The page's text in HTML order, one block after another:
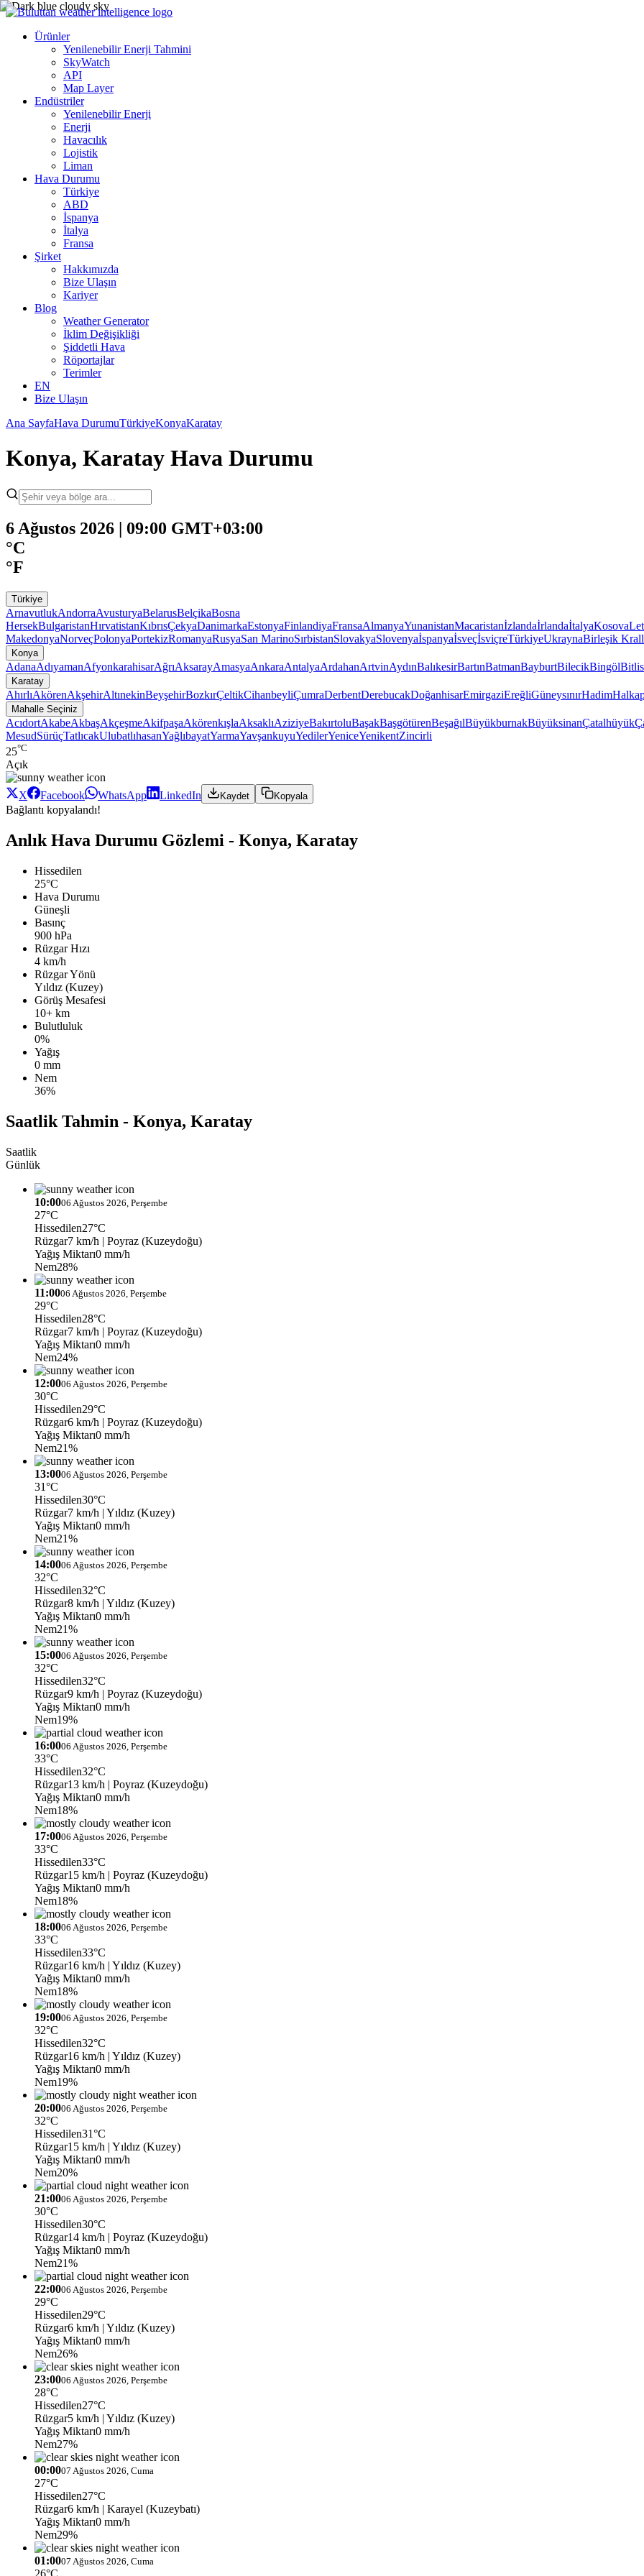
Ürünler
Yenilenebilir Enerji Tahmini
SkyWatch
API
Map Layer
Endüstriler
Yenilenebilir Enerji
Enerji
Havacılık
Lojistik
Liman
Hava Durumu
Türkiye
ABD
İspanya
İtalya
Fransa
Şirket
Hakkımızda
Bize Ulaşın
Kariyer
Blog
Weather Generator
İklim Değişikliği
Şiddetli Hava
Röportajlar
Terimler
EN
Bize Ulaşın
Ana SayfaHava DurumuTürkiyeKonyaKaratay
Konya, Karatay Hava Durumu
6 Ağustos 2026 | 09:00 GMT+03:00
°C
°F
Türkiye
ArnavutlukAndorraAvusturyaBelarusBelçikaBosna
HersekBulgaristanHırvatistanKıbrısÇekyaDanimarkaEstonyaFinlandiyaFransaAlmanyaYunanistanMacaristanİzlandaİrlandaİtalyaKosova
MakedonyaNorveçPolonyaPortekizRomanyaRusyaSan MarinoSırbistanSlovakyaSlovenyaİspanyaİsveçİsviçreTürkiyeUkraynaBirleşik
Konya
AdanaAdıyamanAfyonkarahisarAğrıAksarayAmasyaAnkaraAntalyaArdahanArtvinAydınBalıkesirBartınBatmanBayburtBilecikBingölBitlis
Karatay
AhırlıAkörenAkşehirAltınekinBeyşehirBozkırÇeltikCihanbeyliÇumraDerbentDerebucakDoğanhisarEmirgaziEreğliGüneysınırHadim
Mahalle Seçiniz
AcıdortAkabeAkbaşAkçeşmeAkifpaşaAkörenkışlaAksaklıAziziyeBakırtoluBaşakBaşgötürenBeşağılBüyükburnakBüyüksinanÇatalhüyük
MesudSürüçTatlıcakUlubatlıhasanYağlıbayatYarmaYavşankuyuYedilerYeniceYenikentZincirli
25°C
Açık
X Facebook WhatsApp LinkedIn Kaydet Kopyala
Bağlantı kopyalandı!
Anlık Hava Durumu Gözlemi - Konya, Karatay
Hissedilen
25°C
Hava Durumu
Güneşli
Basınç
900 hPa
Rüzgar Hızı
4 km/h
Rüzgar Yönü
Yıldız (Kuzey)
Görüş Mesafesi
10+ km
Bulutluluk
0%
Yağış
0 mm
Nem
36%
Saatlik Tahmin - Konya, Karatay
Saatlik
Günlük
10:0006 Ağustos 2026, Perşembe
27°C
Hissedilen27°C
Rüzgar7 km/h | Poyraz (Kuzeydoğu)
Yağış Miktarı0 mm/h
Nem28%
11:0006 Ağustos 2026, Perşembe
29°C
Hissedilen28°C
Rüzgar7 km/h | Poyraz (Kuzeydoğu)
Yağış Miktarı0 mm/h
Nem24%
12:0006 Ağustos 2026, Perşembe
30°C
Hissedilen29°C
Rüzgar6 km/h | Poyraz (Kuzeydoğu)
Yağış Miktarı0 mm/h
Nem21%
13:0006 Ağustos 2026, Perşembe
31°C
Hissedilen30°C
Rüzgar7 km/h | Yıldız (Kuzey)
Yağış Miktarı0 mm/h
Nem21%
14:0006 Ağustos 2026, Perşembe
32°C
Hissedilen32°C
Rüzgar8 km/h | Yıldız (Kuzey)
Yağış Miktarı0 mm/h
Nem21%
15:0006 Ağustos 2026, Perşembe
32°C
Hissedilen32°C
Rüzgar9 km/h | Poyraz (Kuzeydoğu)
Yağış Miktarı0 mm/h
Nem19%
16:0006 Ağustos 2026, Perşembe
33°C
Hissedilen32°C
Rüzgar13 km/h | Poyraz (Kuzeydoğu)
Yağış Miktarı0 mm/h
Nem18%
17:0006 Ağustos 2026, Perşembe
33°C
Hissedilen33°C
Rüzgar15 km/h | Poyraz (Kuzeydoğu)
Yağış Miktarı0 mm/h
Nem18%
18:0006 Ağustos 2026, Perşembe
33°C
Hissedilen33°C
Rüzgar16 km/h | Yıldız (Kuzey)
Yağış Miktarı0 mm/h
Nem18%
19:0006 Ağustos 2026, Perşembe
32°C
Hissedilen32°C
Rüzgar16 km/h | Yıldız (Kuzey)
Yağış Miktarı0 mm/h
Nem19%
20:0006 Ağustos 2026, Perşembe
32°C
Hissedilen31°C
Rüzgar15 km/h | Yıldız (Kuzey)
Yağış Miktarı0 mm/h
Nem20%
21:0006 Ağustos 2026, Perşembe
30°C
Hissedilen30°C
Rüzgar14 km/h | Poyraz (Kuzeydoğu)
Yağış Miktarı0 mm/h
Nem21%
22:0006 Ağustos 2026, Perşembe
29°C
Hissedilen29°C
Rüzgar6 km/h | Yıldız (Kuzey)
Yağış Miktarı0 mm/h
Nem26%
23:0006 Ağustos 2026, Perşembe
28°C
Hissedilen27°C
Rüzgar5 km/h | Yıldız (Kuzey)
Yağış Miktarı0 mm/h
Nem27%
00:0007 Ağustos 2026, Cuma
27°C
Hissedilen27°C
Rüzgar6 km/h | Karayel (Kuzeybatı)
Yağış Miktarı0 mm/h
Nem29%
01:0007 Ağustos 2026, Cuma
26°C